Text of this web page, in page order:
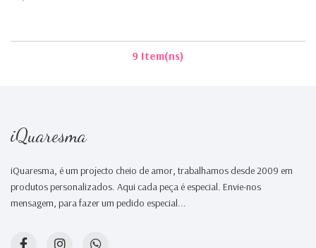
9 Item(ns)
iQuaresma
iQuaresma, é um projecto cheio de amor, trabalhamos desde 2009 em
produtos personalizados. Aqui cada peça é especial. Envie-nos
mensagem, para fazer um pedido especial...